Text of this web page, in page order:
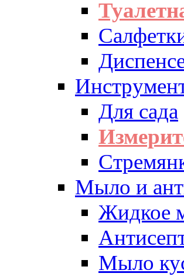
Для сада
Мыло и
Жидкое
Мыло